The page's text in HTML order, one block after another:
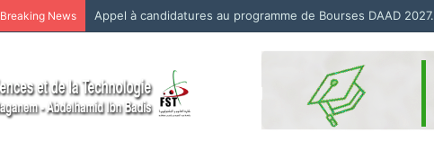
Breaking News Appel à candidatures au programme de Bourses DAAD 2027.